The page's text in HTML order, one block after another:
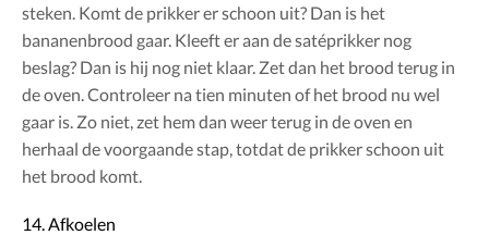
steken. Komt de prikker er schoon uit? Dan is het
bananenbrood gaar. Kleeft er aan de satéprikker nog
beslag? Dan is hij nog niet klaar. Zet dan het brood terug in
de oven. Controleer na tien minuten of het brood nu wel
gaar is. Zo niet, zet hem dan weer terug in de oven en
herhaal de voorgaande stap, totdat de prikker schoon uit
het brood komt.
14. Afkoelen